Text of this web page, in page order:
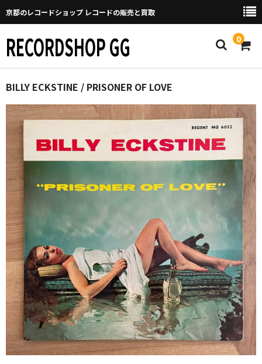
京都のレコードショップ レコードの販売と買取
RECORDSHOP GG 0
Home
マイページ
GGについて
買取について
取り置きなどについて
Categories
New Arrivals
新譜
GG RECORD （当店のレーベル）
全商品
JAZZ-US
BLUE NOTE
BILLY ECKSTINE / PRISONER OF LOVE